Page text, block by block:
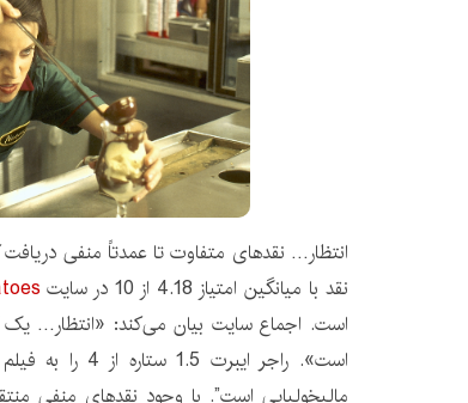
نقد با میانگین امتیاز 4.18 از 10 در سایت
است. اجماع سایت بیان می‌کند: «انتظار…
است». راجر